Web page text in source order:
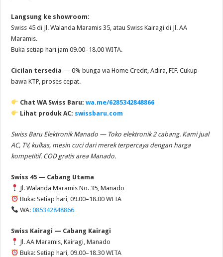
Langsung ke showroom:
Swiss 45 di Jl. Walanda Maramis 35, atau Swiss Kairagi di Jl. AA
Maramis.
Buka setiap hari jam 09.00–18.00 WITA.
Cicilan tersedia — 0% bunga via Home Credit, Adira, FIF. Cukup
bawa KTP, proses cepat.
Chat WA Swiss Baru:wa.me/6285342848866
Lihat produk AC: swissbaru.com
Swiss Baru Elektronik Manado — Toko elektronik 2 cabang. Kami jual
AC, TV, kulkas, mesin cuci dari merek terpercaya dengan harga
kompetitif. COD gratis area Manado.
Swiss 45 — Cabang Utama
Jl. Walanda Maramis No. 35, Manado
Buka: Setiap hari, 09.00–18.00 WITA
WA:085342848866
Swiss Kairagi — Cabang Kairagi
Jl. AA Maramis, Kairagi, Manado
Buka: Setiap hari, 09.00–18.30 WITA